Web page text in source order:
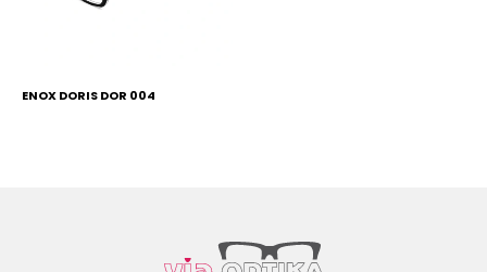
ENOX DORIS DOR 004